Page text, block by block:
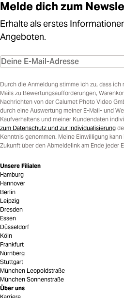
Melde dich zum
Erhalte als erstes
Angeboten.
Durch die Anmeldung stimme ich zu, dass
Mails zu Bewertungsaufforderungen,
Nachrichten von der Calumet Photo Video
durch eine Auswertung meiner E-Mail- und
Kaufverhaltens und meiner Kundendaten
zum Datenschutz und zur Individualisierung
Kenntnis genommen. Meine Einwilligung
Zukunft über den Abmeldelink am Ende jeder
Unsere Filialen
Hamburg
Hannover
Berlin
Leipzig
Dresden
Essen
Düsseldorf
Köln
Frankfurt
Nürnberg
Stuttgart
München Leopoldstraße
München Sonnenstraße
Über uns